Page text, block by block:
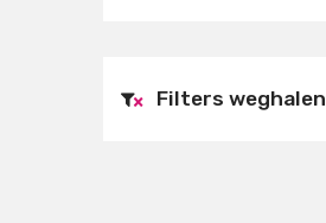
× Filters weghalen